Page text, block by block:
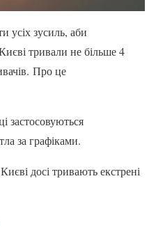
усіх зусиль, аби
тривали не більше 4
Про це
застосовуються
за графіками.
досі тривають екстрені